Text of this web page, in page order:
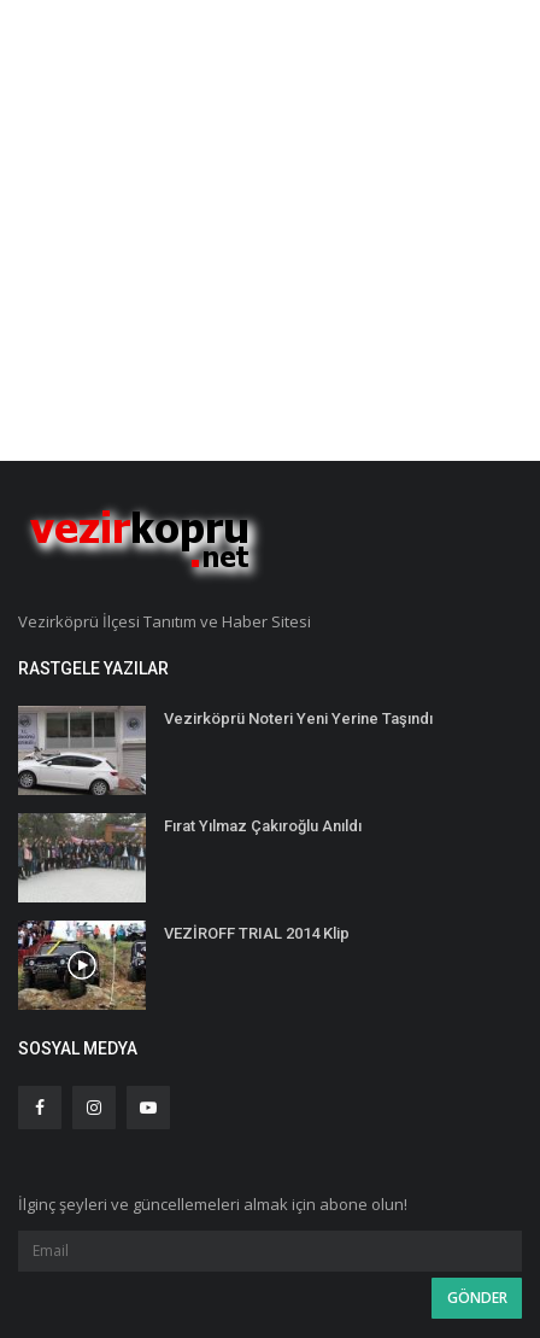
Vezirköprü İlçesi Tanıtım ve Haber Sitesi
RASTGELE YAZILAR
Vezirköprü Noteri Yeni Yerine Taşındı
Fırat Yılmaz Çakıroğlu Anıldı
VEZİROFF TRIAL 2014 Klip
SOSYAL MEDYA
İlginç şeyleri ve güncellemeleri almak için abone olun!